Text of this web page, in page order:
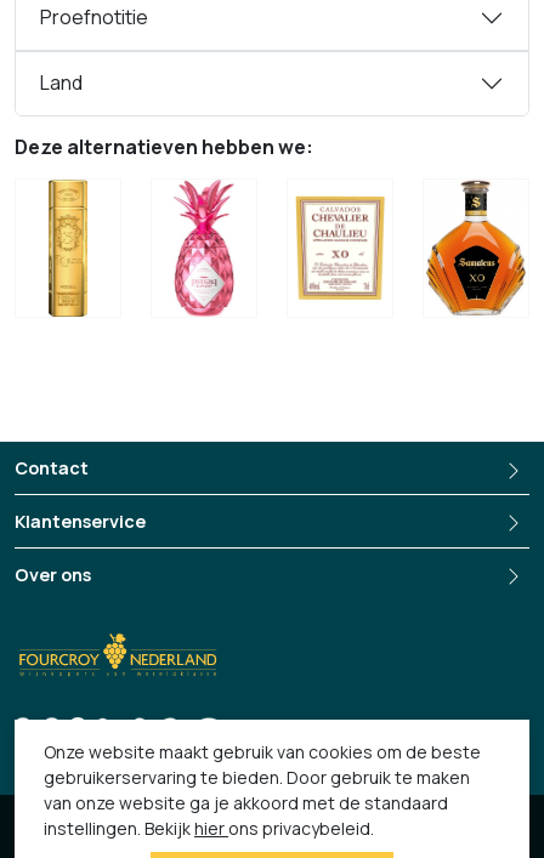
Proefnotitie
Land
Deze alternatieven hebben we:
Contact
Klantenservice
Over ons
© 2026 Fourcroy
Onze website maakt gebruik van cookies om de beste
gebruikerservaring te bieden. Door gebruik te maken
van onze website ga je akkoord met de standaard
instellingen. Bekijkhier ons privacybeleid.